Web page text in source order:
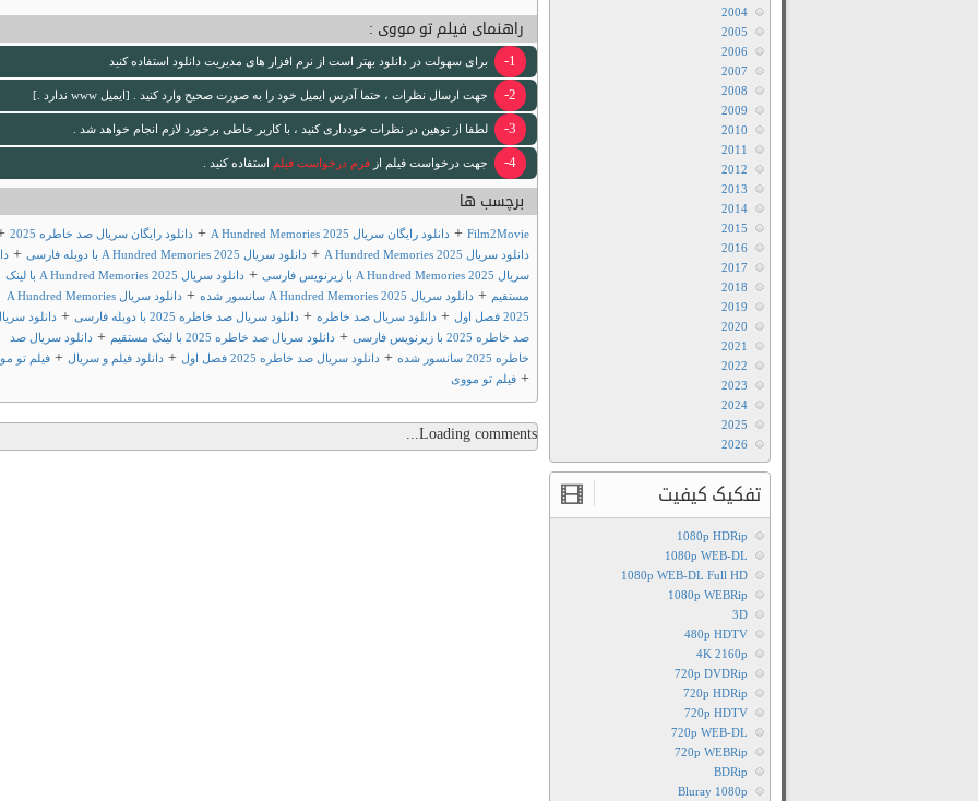
راهنمای فیلم تو مووی :
1- برای سهولت در دانلود بهتر است از نرم افزار های مدیریت دانلود استفاده کنید
2- جهت ارسال نظرات ، حتما آدرس ایمیل خود را به صورت صحیح وارد کنید . [ایمیل www ندارد .]
3- لطفا از توهین در نظرات خودداری کنید ، با کاربر خاطی برخورد لازم انجام خواهد شد .
4- جهت درخواست فیلم از فرم درخواست فیلم استفاده کنید .
برچسب ها
Film2Movie
+ دانلود رایگان سریال A Hundred Memories 2025 + دانلود رایگان سریال صد خاطره 2025
دانلود سریال A Hundred Memories 2025 + دانلود سریال A Hundred Memories 2025 با دوبله فارسی +
سریال A Hundred Memories 2025 با زیرنویس فارسی
+
دانلود سریال A Hundred Memories 2025 با لینک
مستقیم+ دانلود سریال A Hundred Memories 2025 سانسور شده +
دانلود سریال A Hundred Memories
2025 فصل اول
+ دانلود سریال صد خاطره+ دانلود سریال صد خاطره 2025 با دوبله فارسی + دانلود
صد خاطره 2025 با زیرنویس فارسی
+ دانلود سریال صد خاطره 2025 با لینک مستقیم + دانلود سریال صد
خاطره 2025 سانسور شده
+ دانلود سریال صد خاطره 2025 فصل اول + دانلود فیلم و سریال+ فیلم تو
+ فیلم تو مووی
Loading comments...
2004
2005
2006
2007
2008
2009
2010
2011
2012
2013
2014
2015
2016
2017
2018
2019
2020
2021
2022
2023
2024
2025
2026
تفکیک کیفیت
1080p HDRip
1080p WEB-DL
1080p WEB-DL Full HD
1080p WEBRip
3D
480p HDTV
4K 2160p
720p DVDRip
720p HDRip
720p HDTV
720p WEB-DL
720p WEBRip
BDRip
Bluray 1080p